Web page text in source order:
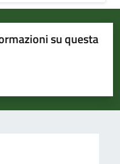
su questa
5